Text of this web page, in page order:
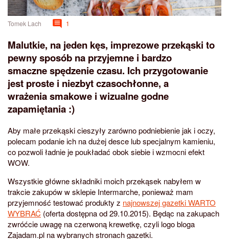
Tomek Lach 1
Malutkie, na jeden kęs, imprezowe przekąski to
pewny sposób na przyjemne i bardzo
smaczne spędzenie czasu. Ich przygotowanie
jest proste i niezbyt czasochłonne, a
wrażenia smakowe i wizualne godne
zapamiętania :)
Aby małe przekąski cieszyły zarówno podniebienie jak i oczy,
polecam podanie ich na dużej desce lub specjalnym kamieniu,
co pozwoli ładnie je poukładać obok siebie i wzmocni efekt
WOW.
Wszystkie główne składniki moich przekąsek nabyłem w
trakcie zakupów w sklepie Intermarche, ponieważ mam
przyjemność testować produkty z najnowszej gazetki WARTO
WYBRAĆ (oferta dostępna od 29.10.2015). Będąc na zakupach
zwróćcie uwagę na czerwoną krewetkę, czyli logo bloga
Zajadam.pl na wybranych stronach gazetki.